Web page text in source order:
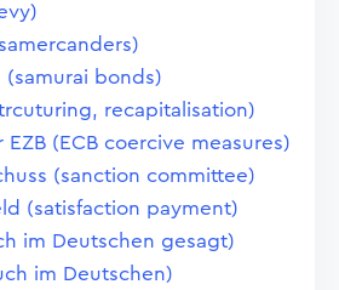
(samurai bonds)
recapitalisation)
(ECB coercive measures)
(sanction committee)
(satisfaction payment)
im Deutschen gesagt)
im Deutschen)